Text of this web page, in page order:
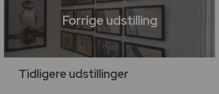
Forrige udstilling
Tidligere udstillinger